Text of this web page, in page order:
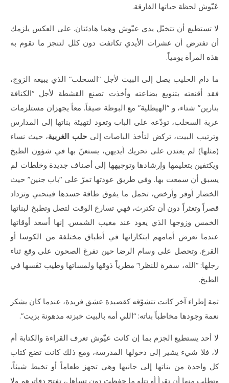
عَيّوش لحظة حياتها الفارقة.
لا تستطيع أن تتخيّل يدي عيّوش وهما هادئتان. على العكس يلزمك
أن تفترض أن عشرات الأيدي تكاتفت دون كلل لتنجز ما تقوم به
هذه المرأة يومياً.
ما دام الحليب يصل إلى البيت لأجل “السحلب” الذي يبيعه الزوج،
فقد أقنعته بتنويع بضاعته وأخذت تصنع القشطة لأجل “الكنافة
بنارين” شتاء، و “الهيطلية” مع البوظة صيفاً. معاً يجهزان مستلزمات
عربة السحلب، تودّعه على الباب وتعود لتهيئة بناتها إلى المدارس
وترتيب البيت، تركض لتأخذ الباصات إلى حلب الغربية، حيث نساء
(مثلها) لم يعتدن على تحريك أيديهن، يستعنّ بها في شؤون الطبخ
ويكتفين بتعليمها وإرشادها وتوجيهها إلى أصناف جديدة وخلطات لم
يسبق أن سمعت بها. وفي طريق عودتها تمرّ على “باب جنين” حيث
الخضار أوفر وأرخص، تحمل ما يفوق طاقة جسدها فينحني وتزداد
قصراً وتعثراً دون أن تكترث، فهي تسارع الوقت لتصل وتطبخ لبناتها
الخمس وزوجها الذي يعود عند مغيب الشمس. إنها أسعد أوقاتها
عندما تعرض أمامهم ابتكاراتها في أطباق مختلفة من الكوسا أو
القرع. وتحصل على وسام الرضا حين تفرغ الصحون على وقع ثناء
رجلها: “الله، سفرة للنظر!” مطرياً ذوقها ولمساتها وطيب نَفَسها في
الطبخ.
ثمة إطراء آخر كانت تتشوّقه كقصيدة عشق فريدة، عندما كان يشكر
نعمة وجودها مخاطباً بناته: “اللي أمه بالبيت خبزته مدهونة بزيت”.
لا أحد يستطيع الجزم بما إن كانت عيّوش تعرف القراءة والكتابة أم
لا، فلا شيء يشير إلى دخولها المدرسة، ومع ذلك كانت تضع كتاب
كل واحدة من بناتها إلى جانبها وهي تجهز طعاماً أو تخيط شيئاً،
وتطلب منها أن تقرأ أو تتلو ما حفظت دون تساهل، تفتح دفاترهم ولا